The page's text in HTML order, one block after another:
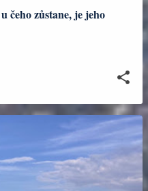
čeho zůstane, je jeho